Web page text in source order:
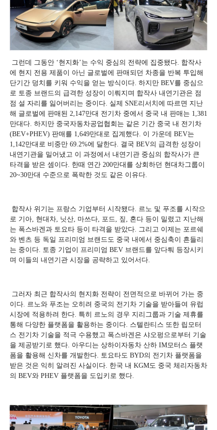
그런데 그동안 ‘현지화’는 수익 중심의 전략에 집중됐다. 합작사
에 현지 전용 제품이 아닌 글로벌에 판매되던 차종을 반복 투입해
단기간 덩치를 키워 수익을 얻는 방식이다. 하지만 BEV를 중심으
로 토종 브랜드의 급격한 성장이 이뤄지며 합작사 내연기관은 점
점 설 자리를 잃어버리는 중이다. 실제 SNE리서치에 따르면 지난
해 글로벌에 판매된 2,147만대 전기차 중에서 중국 내 판매는 1,381
만대다. 하지만 중국자동차공업협회는 같은 기간 중국 내 전기차
(BEV+PHEV) 판매를 1,649만대로 집계했다. 이 가운데 BEV는
1,142만대로 비중만 69.2%에 달한다. 결국 BEV의 급격한 성장이
내연기관을 밀어냈고 이 과정에서 내연기관 중심의 합작사가 큰
타격을 받은 셈이다. 한때 연간 200만대를 상회하던 현대차그룹이
20~30만대 수준으로 폭락한 것도 같은 이유다.
합작사 위기는 프랑스 기업부터 시작됐다. 르노 및 푸조를 시작으
로 기아, 현대차, 닛산, 마쓰다, 포드, 짚, 혼다 등이 밀렸고 지난해
는 폭스바겐과 토요타 등이 타격을 받았다. 그리고 이제는 포르쉐
와 벤츠 등 독일 프리미엄 브랜드도 중국 내에서 중심축이 흔들리
는 중이다. 토종 기업이 프리미엄 BEV 브랜드를 앞다퉈 등장시키
며 이들의 내연기관 시장을 공략하고 있어서다.
그러자 최근 합작사의 현지화 전략이 전면적으로 바뀌어 가는 중
이다. 르노와 푸조는 오히려 중국의 전기차 기술을 받아들여 유럽
시장에 적용하려 한다. 특히 르노의 경우 지리그룹과 기술 제휴를
통해 다양한 플랫폼을 활용하는 중이다. 스텔란티스 또한 립모터
스 전기차 기술을 적극 수용했고 폭스바겐은 샤오펑으로부터 기술
을 제공받기로 했다. 아우디는 상하이자동차 산하 IM모터스 플랫
폼을 활용해 신차를 개발한다. 토요타도 BYD의 전기차 플랫폼을
받은 것은 익히 알려진 사실이다. 한국 내 KGM도 중국 체리자동차
의 BEV와 PHEV 플랫폼을 도입키로 했다.